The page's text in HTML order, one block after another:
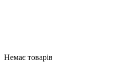
Немає товарів